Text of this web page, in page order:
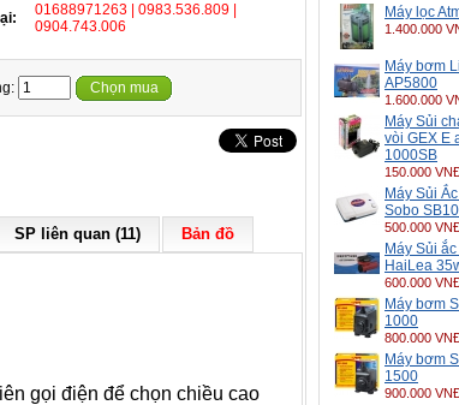
Máy lọc
1.400.000
Máy bơm
AP5800
1.600.000
Máy Sủi
vòi GEX E
1000SB
150.000
Máy Sủi
Sobo
500.000
Máy Sủi
HaiLea
600.000
Máy bơm
1000
800.000
Máy bơm
1500
900.000
01688971263 | 0983.536.809 |
0904.743.006
Chọn mua
SP liên quan (11) Bản đồ
gọi điện để chọn chiều cao